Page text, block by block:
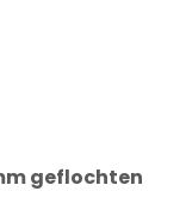
geflochten